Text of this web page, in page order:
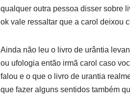
qualquer outra pessoa disser sobre
ok vale ressaltar que a carol deixou
Ainda não leu o livro de urântia
ou ufologia então irmã carol caso
falou e o que o livro de urantia
que fazer alguns sentidos também